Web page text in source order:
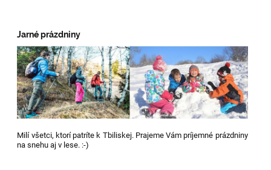
Jarné prázdniny
Milí všetci, ktorí patríte k Tbiliskej. Prajeme Vám príjemné prázdniny
na snehu aj v lese. :-)